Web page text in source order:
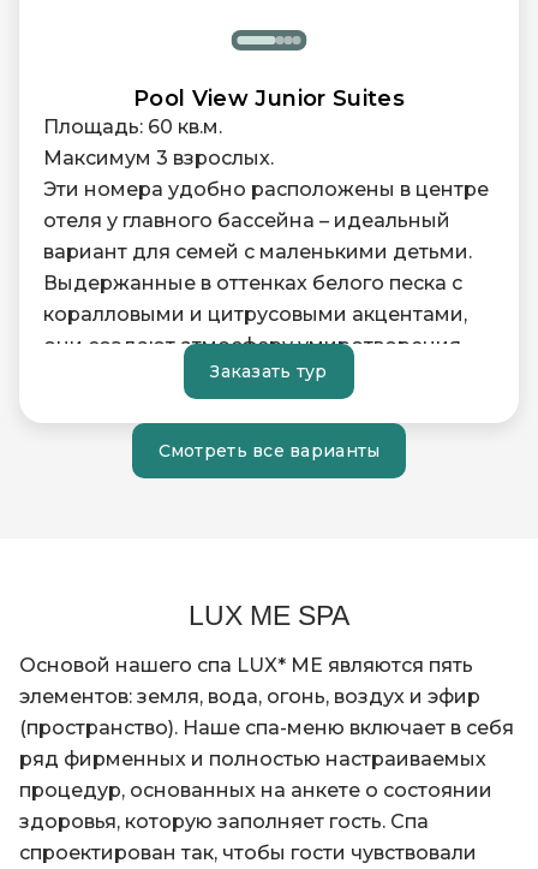
Pool View Junior Suites
Площадь: 60 кв.м.
Максимум 3 взрослых.
Эти номера удобно расположены в центре
отеля у главного бассейна – идеальный
вариант для семей с маленькими детьми.
Выдержанные в оттенках белого песка с
коралловыми и цитрусовыми акцентами,
они создают атмосферу умиротворения,
несмотря на близость к оживлённым
Из окон открывается вид на бассейн.
Просторная ванная комната в пляжном
Заказать тур
Смотреть все варианты
LUX ME SPA
Основой нашего спа LUX* ME являются пять
элементов: земля, вода, огонь, воздух и эфир
(пространство). Наше спа-меню включает в себя
ряд фирменных и полностью настраиваемых
процедур, основанных на анкете о состоянии
здоровья, которую заполняет гость. Спа
спроектирован так, чтобы гости чувствовали